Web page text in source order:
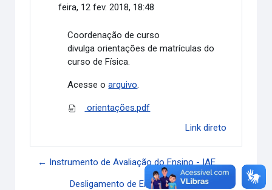
feira, 12 fev. 2018, 18:48
Coordenação de curso
divulgaorientações de matrículas do
curso de Física.
Acesse oarquivo
orientações.pdf
Link direto
← Instrumento de Avaliação do Ensino - IAE
Desligamento de Energia Campus - JK →